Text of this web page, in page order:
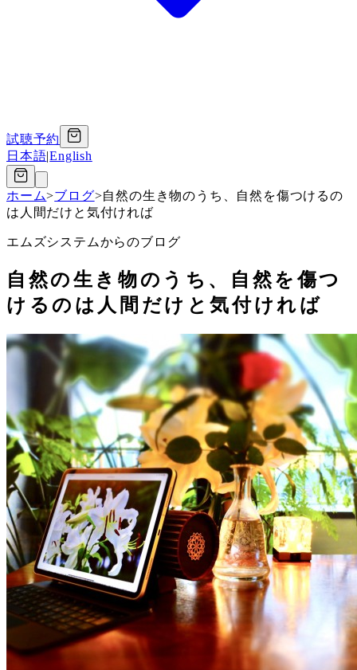
試聴予約
日本語|English
ホーム>ブログ>自然の生き物のうち、自然を傷つけるの
は人間だけと気付ければ
エムズシステムからのブログ
自然の生き物のうち、自然を傷つ
けるのは人間だけと気付ければ